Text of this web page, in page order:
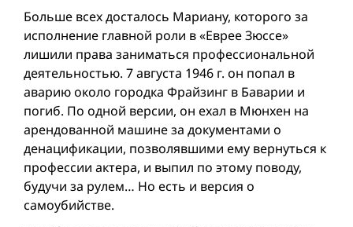
Больше всех досталось Мариану, которого за
исполнение главной роли в «Еврее Зюссе»
лишили права заниматься профессиональной
деятельностью. 7 августа 1946 г. он попал в
аварию около городка Фрайзинг в Баварии и
погиб. По одной версии, он ехал в Мюнхен на
арендованной машине за документами о
денацификации, позволявшими ему вернуться к
профессии актера, и выпил по этому поводу,
будучи за рулем… Но есть и версия о
самоубийстве.